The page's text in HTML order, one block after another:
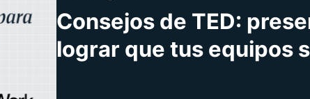
Consejos de TED:
lograr que tus equipos